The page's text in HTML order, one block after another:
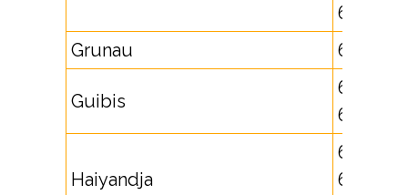
625421
Grunau
63262
Guibis
631722,
632583
Haiyandja
651714,
652452,